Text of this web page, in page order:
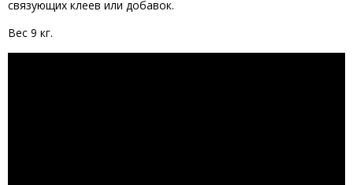
связующих клеев или добавок.
Вес 9 кг.